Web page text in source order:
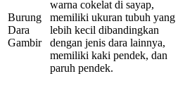
Burung
Dara
Gambir
warna cokelat di sayap,
memiliki ukuran tubuh yang
lebih kecil dibandingkan
dengan jenis dara lainnya,
memiliki kaki pendek, dan
paruh pendek.